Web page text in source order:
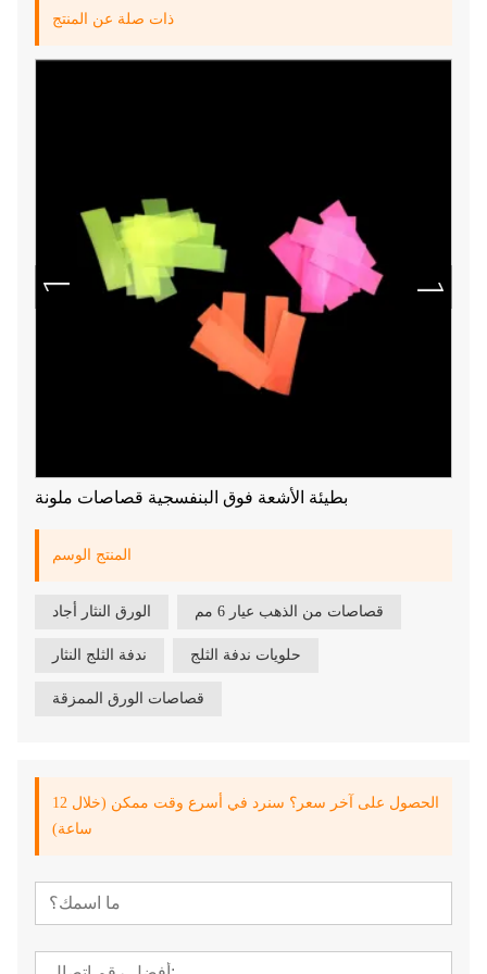
ذات صلة عن المنتج
بطيئة الأشعة فوق البنفسجية قصاصات ملونة
المنتج الوسم
الورق النثار أجاد قصاصات من الذهب عيار 6 مم
ندفة الثلج النثار حلويات ندفة الثلج
قصاصات الورق الممزقة
الحصول على آخر سعر؟ سنرد في أسرع وقت ممكن (خلال 12
ساعة)